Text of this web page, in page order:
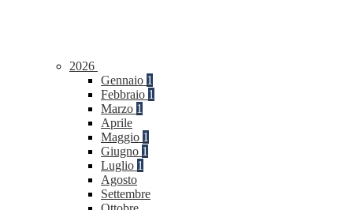
2026
Gennaio 1
Febbraio 1
Marzo 1
Aprile
Maggio 1
Giugno 1
Luglio 1
Agosto
Settembre